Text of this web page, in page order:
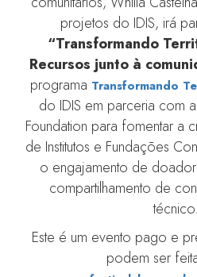
projetos do IDIS, irá
“Transformando
Recursos junto à
programa Transformando
do IDIS em parceria com
Foundation para fomentar a
de Institutos e Fundações
o engajamento de
compartilhamento de
técnico.
Este é um evento pago e
podem ser